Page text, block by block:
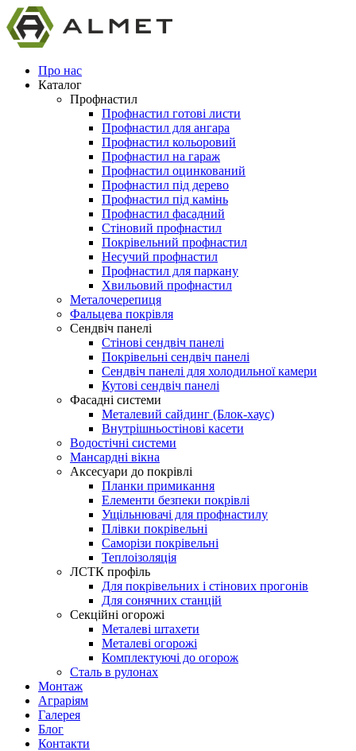
Про нас
Каталог
Профнастил
Профнастил готові листи
Профнастил для ангара
Профнастил кольоровий
Профнастил на гараж
Профнастил оцинкований
Профнастил під дерево
Профнастил під камінь
Профнастил фасадний
Стіновий профнастил
Покрівельний профнастил
Несучий профнастил
Профнастил для паркану
Хвильовий профнастил
Металочерепиця
Фальцева покрівля
Сендвіч панелі
Стінові сендвіч панелі
Покрівельні сендвіч панелі
Сендвіч панелі для холодильної камери
Кутові сендвіч панелі
Фасадні системи
Металевий сайдинг (Блок-хаус)
Внутрішньостінові касети
Водостічні системи
Мансардні вікна
Аксесуари до покрівлі
Планки примикання
Елементи безпеки покрівлі
Ущільнювачі для профнастилу
Плівки покрівельні
Саморізи покрівельні
Теплоізоляція
ЛСТК профіль
Для покрівельних і стінових прогонів
Для сонячних станцій
Секційні огорожі
Металеві штахети
Металеві огорожі
Комплектуючі до огорож
Сталь в рулонах
Монтаж
Аграріям
Галерея
Блог
Контакти